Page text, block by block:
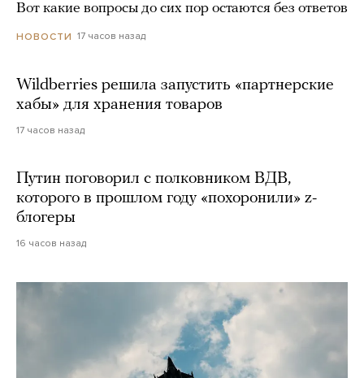
Вот какие вопросы до сих пор остаются без ответов
НОВОСТИ 17 часов назад
Wildberries решила запустить «партнерские
хабы» для хранения товаров
17 часов назад
Путин поговорил с полковником ВДВ,
которого в прошлом году «похоронили» z-
блогеры
16 часов назад